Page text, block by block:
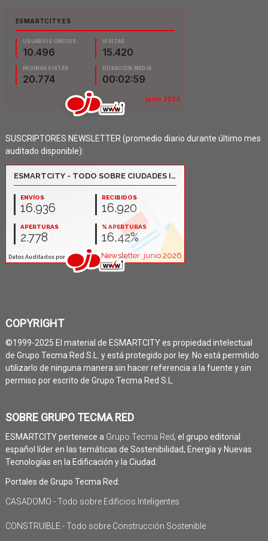
SUSCRIPTORES NEWSLETTER (promedio diario durante último mes
auditado disponible):
COPYRIGHT
©1999-2025 El material de ESMARTCITY es propiedad intelectual
de Grupo Tecma Red S.L. y está protegido por ley. No está permitido
utilizarlo de ninguna manera sin hacer referencia a la fuente y sin
permiso por escrito de Grupo Tecma Red S.L.
SOBRE GRUPO TECMA RED
ESMARTCITY pertenece a Grupo Tecma Red, el grupo editorial
español líder en las temáticas de Sostenibilidad, Energía y Nuevas
Tecnologías en la Edificación y la Ciudad.
Portales de Grupo Tecma Red:
CASADOMO - Todo sobre Edificios Inteligentes
CONSTRUIBLE - Todo sobre Construcción Sostenible